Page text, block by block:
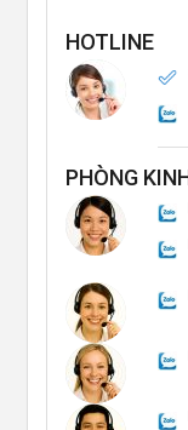
HOTLINE
PHÒNG